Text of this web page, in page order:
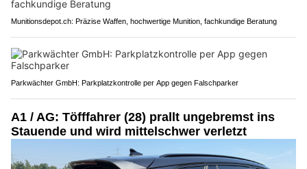
Munitionsdepot.ch: Präzise Waffen, hochwertige Munition, fachkundige Beratung
Parkwächter GmbH: Parkplatzkontrolle per App gegen Falschparker
A1 / AG: Töfffahrer (28) prallt ungebremst ins
Stauende und wird mittelschwer verletzt